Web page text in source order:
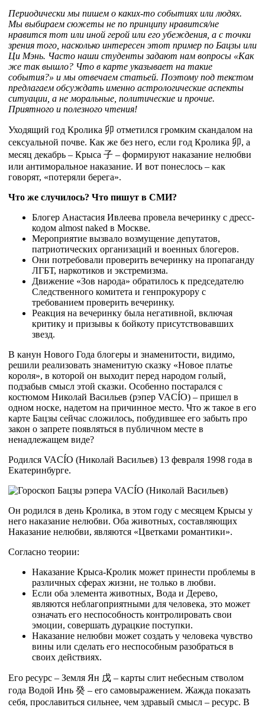
Периодически мы пишем о каких-то событиях или людях.
Мы выбираем сюжеты не по принципу нравится/не
нравится тот или иной герой или его убеждения, а с точки
зрения того, насколько интересен этот пример по Бацзы или
Ци Мэнь. Часто наши студенты задают нам вопросы «Как
же так вышло? Что в карте указывает на такие
события?» и мы отвечаем статьей. Поэтому под текстом
предлагаем обсуждать именно астрологические аспекты
ситуации, а не моральные, политические и прочие.
Приятного и полезного чтения!
Уходящий год Кролика 卯 отметился громким скандалом на
сексуальной почве. Как же без него, если год Кролика 卯, а
месяц декабрь – Крыса 子 – формируют наказание нелюбви
или антиморальное наказание. И вот понеслось – как
говорят, «потеряли берега».
Что же случилось? Что пишут в СМИ?
Блогер Анастасия Ивлеева провела вечеринку с дресс-
кодом almost naked в Москве.
Мероприятие вызвало возмущение депутатов,
патриотических организаций и военных блогеров.
Они потребовали проверить вечеринку на пропаганду
ЛГБТ, наркотиков и экстремизма.
Движение «Зов народа» обратилось к председателю
Следственного комитета и генпрокурору с
требованием проверить вечеринку.
Реакция на вечеринку была негативной, включая
критику и призывы к бойкоту присутствовавших
звезд.
В канун Нового Года блогеры и знаменитости, видимо,
решили реализовать знаменитую сказку «Новое платье
короля», в которой он выходит перед народом голый,
подзабыв смысл этой сказки. Особенно постарался с
костюмом Николай Васильев (рэпер VACÍO) – пришел в
одном носке, надетом на причинное место. Что ж такое в его
карте Бацзы сейчас сложилось, побудившее его забыть про
закон о запрете появляться в публичном месте в
ненадлежащем виде?
Родился VACÍO (Николай Васильев) 13 февраля 1998 года в
Екатеринбурге.
Он родился в день Кролика, в этом году с месяцем Крысы у
него наказание нелюбви. Оба животных, составляющих
Наказание нелюбви, являются «Цветками романтики».
Согласно теории:
Наказание Крыса-Кролик может принести проблемы в
различных сферах жизни, не только в любви.
Если оба элемента животных, Вода и Дерево,
являются неблагоприятными для человека, это может
означать его неспособность контролировать свои
эмоции, совершать дурацкие поступки.
Наказание нелюбви может создать у человека чувство
вины или сделать его неспособным разобраться в
своих действиях.
Его ресурс – Земля Ян 戊 – карты слит небесным стволом
года Водой Инь 癸 – его самовыражением. Жажда показать
себя, прославиться сильнее, чем здравый смысл – ресурс. В